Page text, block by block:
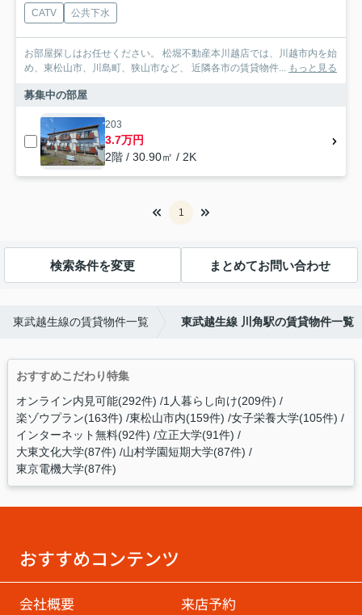
CATV 公共下水
お部屋探しはお任せください。 松堀不動産本川越店では、川越市内を始
め、東松山市、川島町、狭山市など、 近隣各市の賃貸物件... もっと見る
募集中の部屋
203
3.7万円
2階 / 30.90㎡ / 2K
1
検索条件を変更 まとめてお問い合わせ
東武越生線の賃貸物件一覧 東武越生線 川角駅の賃貸物件一覧
おすすめこだわり特集
オンライン内見可能(292件) 1人暮らし向け(209件)
楽ゾウプラン(163件) 東松山市内(159件) 女子栄養大学(105件)
インターネット無料(92件) 立正大学(91件)
大東文化大学(87件) 山村学園短期大学(87件)
東京電機大学(87件)
おすすめコンテンツ
会社概要
来店予約